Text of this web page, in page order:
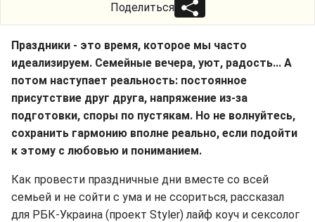
Поделиться
Праздники - это время, которое мы часто
идеализируем. Семейные вечера, уют, радость... А
потом наступает реальность: постоянное
присутствие друг друга, напряжение из-за
подготовки, споры по пустякам. Но не волнуйтесь,
сохранить гармонию вполне реально, если подойти
к этому с любовью и пониманием.
Как провести праздничные дни вместе со всей
семьей и не сойти с ума и не ссориться, рассказал
для РБК-Украина (проект Styler) лайф коуч и сексолог